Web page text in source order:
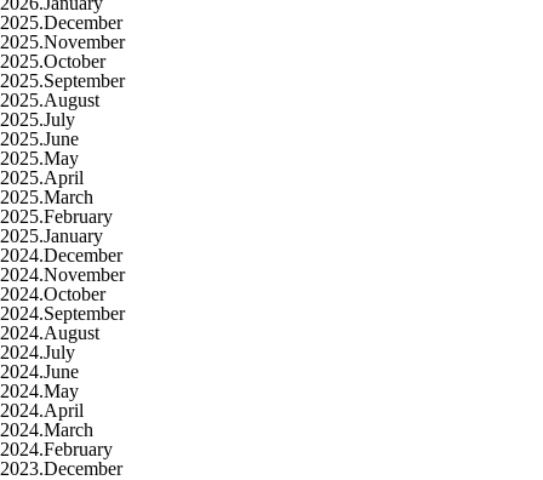
2025.December
2025.November
2025.October
2025.September
2025.August
2025.July
2025.June
2025.May
2025.April
2025.March
2025.February
2025.January
2024.December
2024.November
2024.October
2024.September
2024.August
2024.July
2024.June
2024.May
2024.April
2024.March
2024.February
2023.December